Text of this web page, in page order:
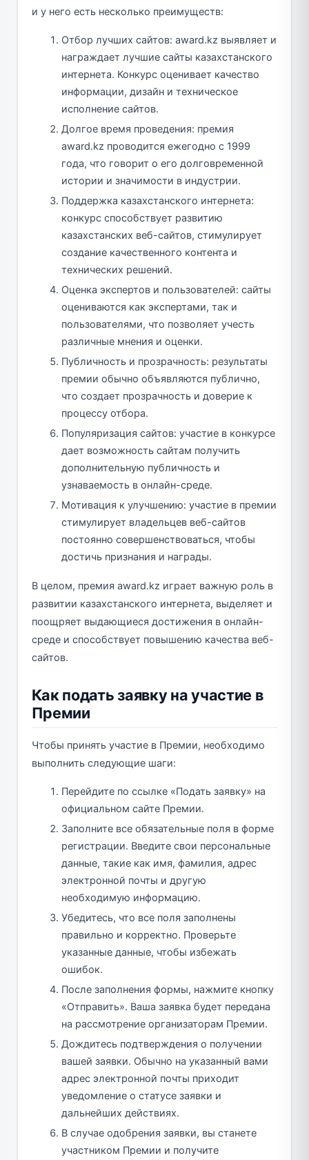
и у него есть несколько преимуществ:
Отбор лучших сайтов: award.kz выявляет и
награждает лучшие сайты казахстанского
интернета. Конкурс оценивает качество
информации, дизайн и техническое
исполнение сайтов.
Долгое время проведения: премия
award.kz проводится ежегодно с 1999
года, что говорит о его долговременной
истории и значимости в индустрии.
Поддержка казахстанского интернета:
конкурс способствует развитию
казахстанских веб-сайтов, стимулирует
создание качественного контента и
технических решений.
Оценка экспертов и пользователей: сайты
оцениваются как экспертами, так и
пользователями, что позволяет учесть
различные мнения и оценки.
Публичность и прозрачность: результаты
премии обычно объявляются публично,
что создает прозрачность и доверие к
процессу отбора.
Популяризация сайтов: участие в конкурсе
дает возможность сайтам получить
дополнительную публичность и
узнаваемость в онлайн-среде.
Мотивация к улучшению: участие в премии
стимулирует владельцев веб-сайтов
постоянно совершенствоваться, чтобы
достичь признания и награды.
В целом, премия award.kz играет важную роль в
развитии казахстанского интернета, выделяет и
поощряет выдающиеся достижения в онлайн-
среде и способствует повышению качества веб-
сайтов.
Как подать заявку на участие в
Премии
Чтобы принять участие в Премии, необходимо
выполнить следующие шаги:
Перейдите по ссылке «Подать заявку» на
официальном сайте Премии.
Заполните все обязательные поля в форме
регистрации. Введите свои персональные
данные, такие как имя, фамилия, адрес
электронной почты и другую
необходимую информацию.
Убедитесь, что все поля заполнены
правильно и корректно. Проверьте
указанные данные, чтобы избежать
ошибок.
После заполнения формы, нажмите кнопку
«Отправить». Ваша заявка будет передана
на рассмотрение организаторам Премии.
Дождитесь подтверждения о получении
вашей заявки. Обычно на указанный вами
адрес электронной почты приходит
уведомление о статусе заявки и
дальнейших действиях.
В случае одобрения заявки, вы станете
участником Премии и получите